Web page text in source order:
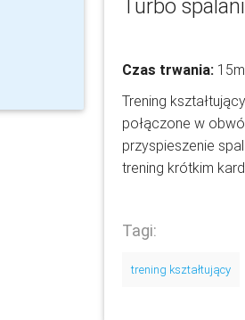
Turbo
Czas trwania:
Trening
połączone w
przyspieszenie
trening krótkim
Tagi:
trening kształtujący